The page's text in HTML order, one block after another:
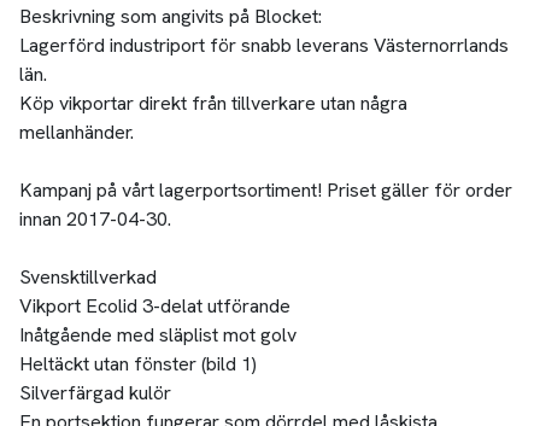
Beskrivning som angivits på Blocket:
Lagerförd industriport för snabb leverans Västernorrlands
län.
Köp vikportar direkt från tillverkare utan några
mellanhänder.
Kampanj på vårt lagerportsortiment! Priset gäller för order
innan 2017-04-30.
Svensktillverkad
Vikport Ecolid 3-delat utförande
Inåtgående med släplist mot golv
Heltäckt utan fönster (bild 1)
Silverfärgad kulör